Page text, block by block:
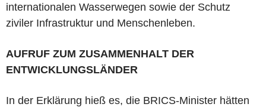
internationalen Wasserwegen sowie der Schutz
ziviler Infrastruktur und Menschenleben.
AUFRUF ZUM ZUSAMMENHALT DER
ENTWICKLUNGSLÄNDER
In der Erklärung hieß es, die BRICS-Minister hätten